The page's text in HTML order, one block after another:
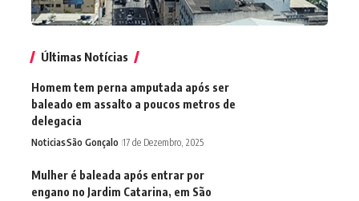
Últimas Notícias
Homem tem perna amputada após ser
baleado em assalto a poucos metros de
delegacia
NoticiasSão Gonçalo 17 de Dezembro, 2025
Mulher é baleada após entrar por
engano no Jardim Catarina, em São